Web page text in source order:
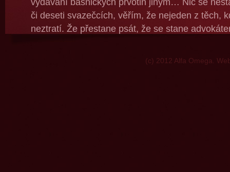
vydávání básnických prvotin jiným… Nic se
či deseti svazečcích, věřím, že nejeden z těch,
neztratí. Že přestane psát, že se stane
(c) 2012 Alfa Omega.